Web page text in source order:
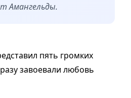
Амангельды.
пять громких
завоевали любовь